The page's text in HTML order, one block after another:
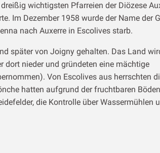
wichtigsten Pfarreien der Diözese
Im Dezember 1958 wurde der Name der
nach Auxerre in Escolives starb.
später von Joigny gehalten. Das Land
nieder und gründeten eine mächtige
Von Escolives aus herrschten
hatten aufgrund der fruchtbaren
die Kontrolle über Wassermühlen